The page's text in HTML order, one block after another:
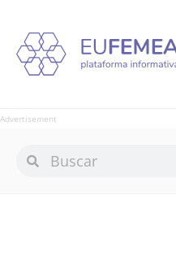
Advertisement